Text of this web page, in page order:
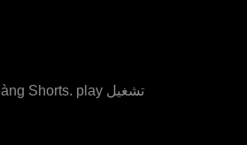
Gái Xinh Nhảy Sexy Dane Lộ MU Lọt Khe 4K Rõ Nét Fans MU Nhảy Lộ Hàng Esp 7. play تشغيل. download تحميل. E Gái Nhảy Lộ Hết Hàng Shorts. play تشغيل